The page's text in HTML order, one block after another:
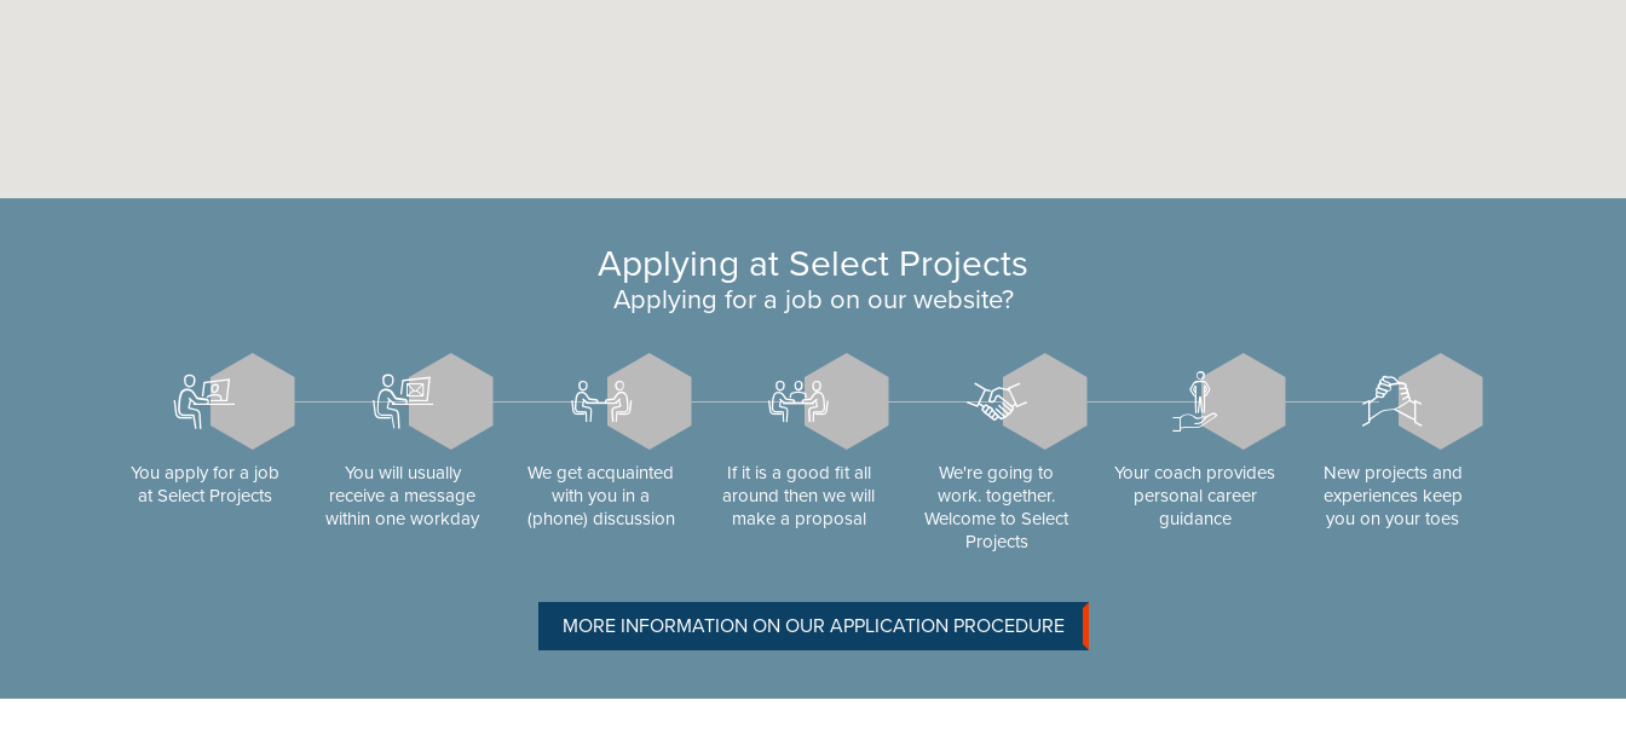
Applying at Select Projects
Applying for a job on our website?
You apply for a job
at Select Projects
You will usually
receive a message
within one workday
We get acquainted
with you in a
(phone) discussion
If it is a good fit all
around then we will
make a proposal
We're going to
work. together.
Welcome to Select
Projects
Your coach provides
personal career
guidance
New projects and
experiences keep
you on your toes
MORE INFORMATION ON OUR APPLICATION PROCEDURE